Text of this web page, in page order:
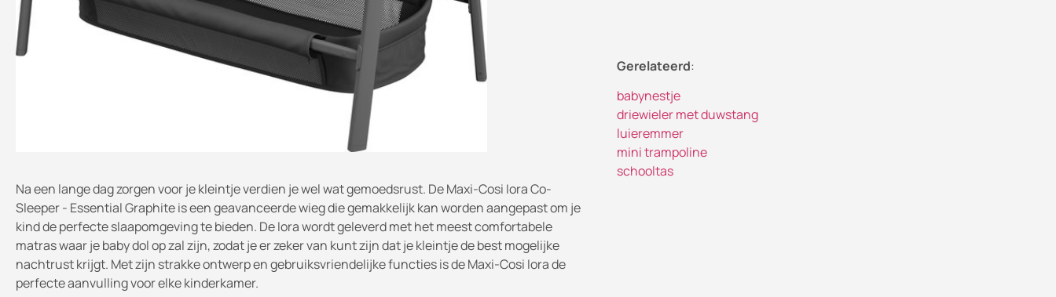
Na een lange dag zorgen voor je kleintje verdien je wel wat gemoedsrust. De Maxi-Cosi Iora Co-
Sleeper - Essential Graphite is een geavanceerde wieg die gemakkelijk kan worden aangepast om je
kind de perfecte slaapomgeving te bieden. De Iora wordt geleverd met het meest comfortabele
matras waar je baby dol op zal zijn, zodat je er zeker van kunt zijn dat je kleintje de best mogelijke
nachtrust krijgt. Met zijn strakke ontwerp en gebruiksvriendelijke functies is de Maxi-Cosi Iora de
perfecte aanvulling voor elke kinderkamer.
Gerelateerd:
babynestje
driewieler met duwstang
luieremmer
mini trampoline
schooltas